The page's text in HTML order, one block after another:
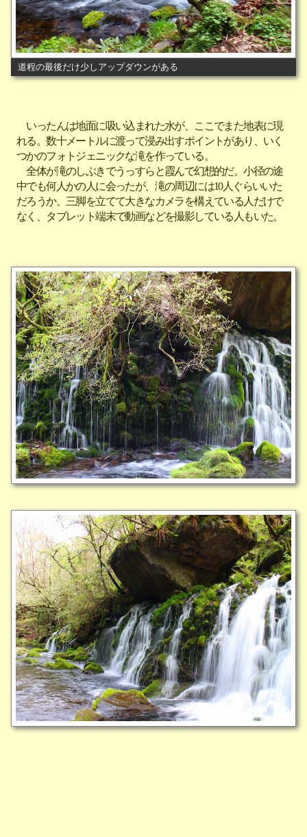
道程の最後だけ少しアップダウンがある
いったんは地面に吸い込まれた水が、ここでまた地表に現
れる。数十メートルに渡って浸み出すポイントがあり、いく
つかのフォトジェニックな滝を作っている。
全体が滝のしぶきでうっすらと霞んで幻想的だ。小径の途
中でも何人かの人に会ったが、滝の周辺には10人ぐらいいた
だろうか。三脚を立てて大きなカメラを構えている人だけで
なく、タブレット端末で動画などを撮影している人もいた。